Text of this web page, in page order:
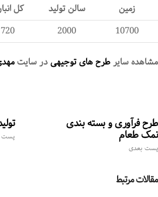
زمین سالن تولید کل
10700
2000
720
مشاهده سایرطرح های توجیهیدر سایت
پست
طرح فرآوری و بسته بندی
نمک طعام
پست بعدی
مقالات مرتبط